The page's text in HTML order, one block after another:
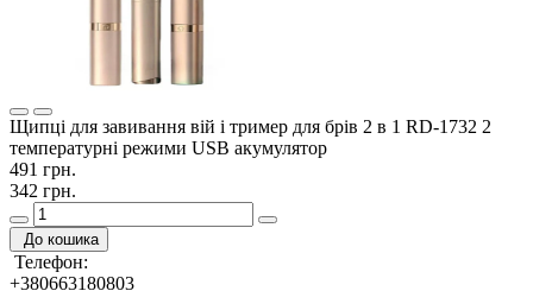
Щипці для завивання вій і тример для брів 2 в 1 RD-1732 2
температурні режими USB акумулятор
491 грн.
342 грн.
До кошика
Телефон:
+380663180803